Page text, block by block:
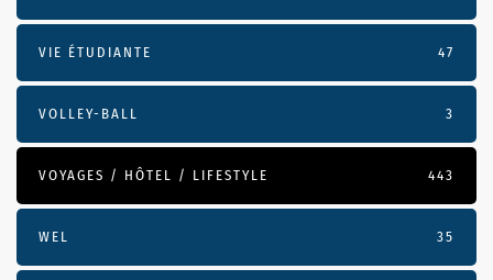
VIE ÉTUDIANTE 47
VOLLEY-BALL 3
VOYAGES / HÔTEL / LIFESTYLE 443
WEL 35